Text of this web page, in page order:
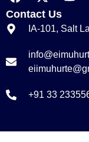
Contact Us
IA-101, Salt
+91 33